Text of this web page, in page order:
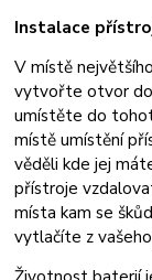
Instalace
V místě
vytvořte otvor do
umístěte do
místě umístění
věděli kde jej
přístroje
místa kam se
vytlačíte z